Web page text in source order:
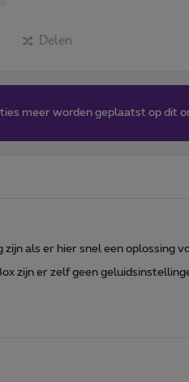
Delen
meer worden geplaatst op dit
als er hier snel een oplossing
zijn er zelf geen